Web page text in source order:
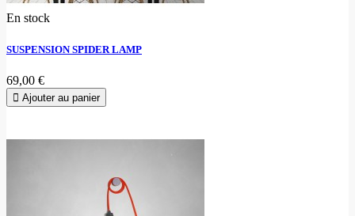
En stock
SUSPENSION SPIDER LAMP
69,00 €
Ajouter au panier